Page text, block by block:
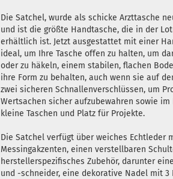
Die Satchel, wurde als schicke Arzttasche
und ist die größte Handtasche, die in der
erhältlich ist. Jetzt ausgestattet mit einer
ideal, um Ihre Tasche offen zu halten, um
oder zu häkeln, einem stabilen, flachen
ihre Form zu behalten, auch wenn sie auf
zwei sicheren Schnallenverschlüssen, um
Wertsachen sicher aufzubewahren sowie im
kleine Taschen und Platz für Projekte.
Die Satchel verfügt über weiches Echtleder
Messingakzenten, einen verstellbaren
herstellerspezifisches Zubehör, darunter
und -schneider, eine dekorative Nadel mit